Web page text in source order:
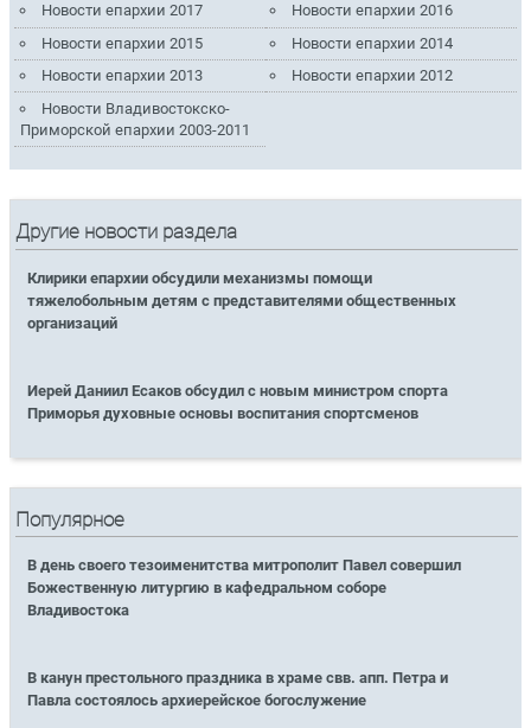
Новости епархии 2017
Новости епархии 2016
Новости епархии 2015
Новости епархии 2014
Новости епархии 2013
Новости епархии 2012
Новости Владивостокско-
Приморской епархии 2003-2011
Другие новости раздела
Клирики епархии обсудили механизмы помощи
тяжелобольным детям с представителями общественных
организаций
Иерей Даниил Есаков обсудил с новым министром спорта
Приморья духовные основы воспитания спортсменов
Популярное
В день своего тезоименитства митрополит Павел совершил
Божественную литургию в кафедральном соборе
Владивостока
В канун престольного праздника в храме свв. апп. Петра и
Павла состоялось архиерейское богослужение